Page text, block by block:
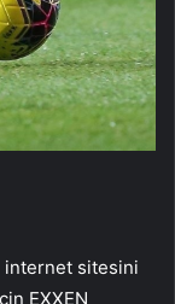
internet sitesini
EXXEN